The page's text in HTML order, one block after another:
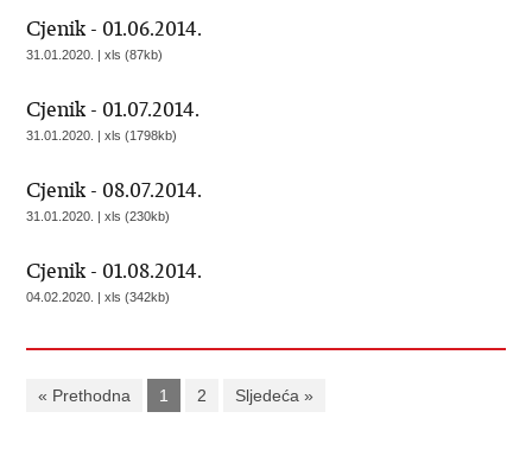
Cjenik - 01.06.2014.
31.01.2020. | xls (87kb)
Cjenik - 01.07.2014.
31.01.2020. | xls (1798kb)
Cjenik - 08.07.2014.
31.01.2020. | xls (230kb)
Cjenik - 01.08.2014.
04.02.2020. | xls (342kb)
« Prethodna 1 2 Sljedeća »